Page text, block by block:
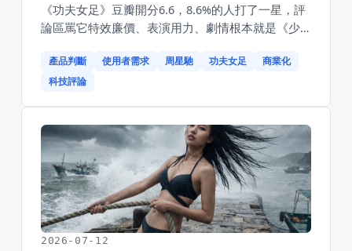
《功夫女足》豆瓣開分6.6，8.6%的人打了一星，評
論區罵它特效廉價、表演用力、劇情根本就是《少
排片76.8%、兩天捲走5個億，預測總票房從14億一
路上調到18.65億。一個被專業觀眾判「不及格」的
完全不同的產品打分。而周星馳這個產品經理狠的
地方，恰恰是他比誰都清楚自己在交付哪一個。這
篇拆開它，也拆開它的代價。
產品判斷 使用者需求 周星馳 功夫女足
商業化
科技評論
2026-07-12